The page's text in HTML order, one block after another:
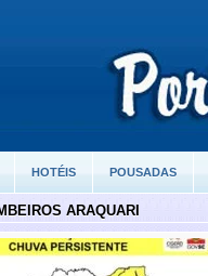
HOTÉIS POUSADAS
ARAQUARI